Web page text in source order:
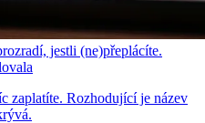
jestli (ne)přeplácíte.
zaplatíte. Rozhodující je název